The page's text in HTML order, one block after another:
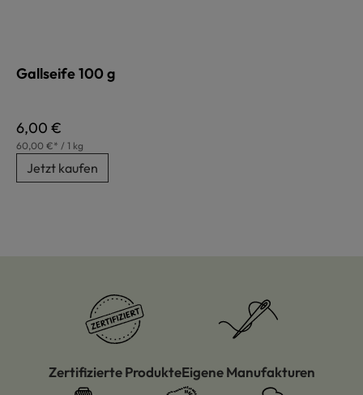
Gallseife 100 g
Regulärer Preis:
6,00 €
60,00 €* / 1 kg
Jetzt kaufen
Zertifizierte ProdukteEigene Manufakturen